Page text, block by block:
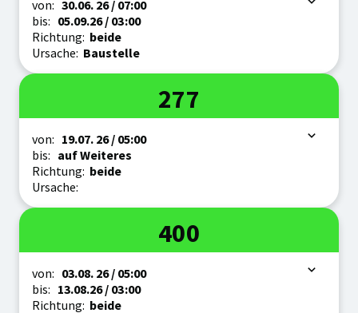
Zeitraum
von: 30.06. 26/ 07:00
bis: 05.09.26/ 03:00
Richtung: beide
Ursache: Baustelle
Linie
277
Zeitraum
von: 19.07. 26/ 05:00
bis: auf Weiteres
Richtung: beide
Ursache:
Linie
400
Zeitraum
von: 03.08. 26/ 05:00
bis: 13.08.26/ 03:00
Richtung: beide